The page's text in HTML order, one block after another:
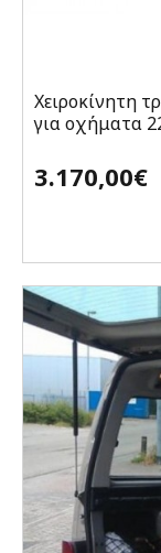
Χειροκίνητη
για οχήματα
3.170,00€